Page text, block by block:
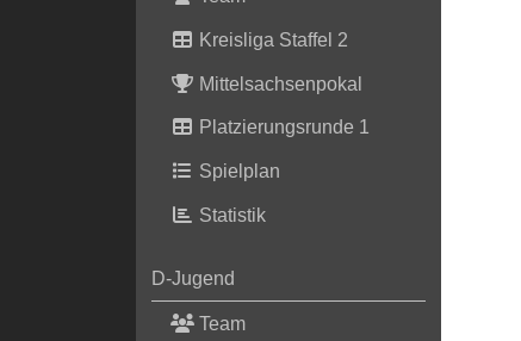
Kreisliga Staffel 2
Mittelsachsenpokal
Platzierungsrunde 1
Spielplan
Statistik
D-Jugend
Team